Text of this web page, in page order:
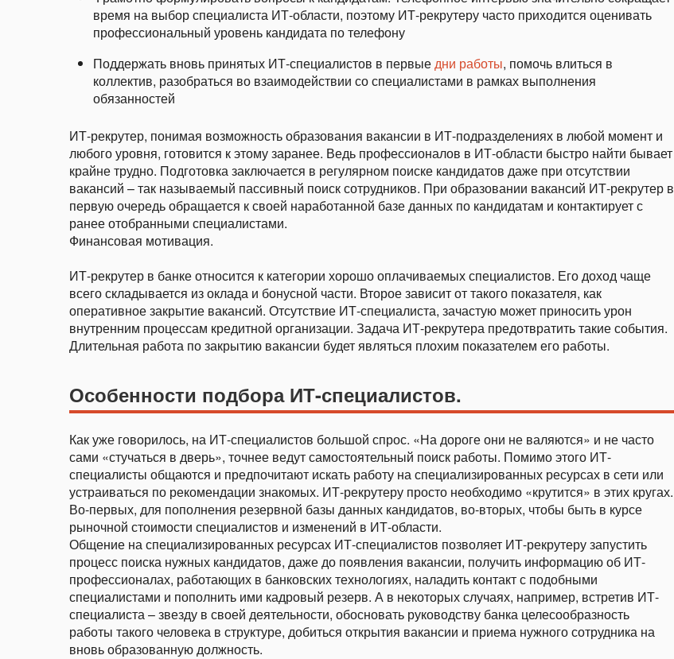
время на выбор специалиста ИТ-области, поэтому ИТ-рекрутеру часто приходится оценивать
профессиональный уровень кандидата по телефону
Поддержать вновь принятых ИТ-специалистов в первыедни работы, помочь влиться в
коллектив, разобраться во взаимодействии со специалистами в рамках выполнения
обязанностей
ИТ-рекрутер, понимая возможность образования вакансии в ИТ-подразделениях в любой момент и
любого уровня, готовится к этому заранее. Ведь профессионалов в ИТ-области быстро найти бывает
крайне трудно. Подготовка заключается в регулярном поиске кандидатов даже при отсутствии
вакансий – так называемый пассивный поиск сотрудников. При образовании вакансий ИТ-рекрутер в
первую очередь обращается к своей наработанной базе данных по кандидатам и контактирует с
ранее отобранными специалистами.
Финансовая мотивация.
ИТ-рекрутер в банке относится к категории хорошо оплачиваемых специалистов. Его доход чаще
всего складывается из оклада и бонусной части. Второе зависит от такого показателя, как
оперативное закрытие вакансий. Отсутствие ИТ-специалиста, зачастую может приносить урон
внутренним процессам кредитной организации. Задача ИТ-рекрутера предотвратить такие события.
Длительная работа по закрытию вакансии будет являться плохим показателем его работы.
Особенности подбора ИТ-специалистов.
Как уже говорилось, на ИТ-специалистов большой спрос. «На дороге они не валяются» и не часто
сами «стучаться в дверь», точнее ведут самостоятельный поиск работы. Помимо этого ИТ-
специалисты общаются и предпочитают искать работу на специализированных ресурсах в сети или
устраиваться по рекомендации знакомых. ИТ-рекрутеру просто необходимо «крутится» в этих кругах.
Во-первых, для пополнения резервной базы данных кандидатов, во-вторых, чтобы быть в курсе
рыночной стоимости специалистов и изменений в ИТ-области.
Общение на специализированных ресурсах ИТ-специалистов позволяет ИТ-рекрутеру запустить
процесс поиска нужных кандидатов, даже до появления вакансии, получить информацию об ИТ-
профессионалах, работающих в банковских технологиях, наладить контакт с подобными
специалистами и пополнить ими кадровый резерв. А в некоторых случаях, например, встретив ИТ-
специалиста – звезду в своей деятельности, обосновать руководству банка целесообразность
работы такого человека в структуре, добиться открытия вакансии и приема нужного сотрудника на
вновь образованную должность.